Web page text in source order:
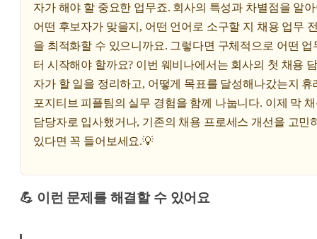
자가 해야 할 중요한 업무죠. 회사의 특성과 차별점을 알
어떤 후보자가 맞을지, 어떤 언어로 소구할 지 채용 업무
을 최적화할 수 있으니까요. 그렇다면 구체적으로 어떤 업
터 시작해야 할까요? 이번 웨비나에서는 회사의 첫 채용
자가 할 일을 정리하고, 어떻게 목표를 달성해나갔는지 휴
포지티브 피플팀의 실무 경험을 함께 나눕니다. 이제 막
담당자로 입사했거나, 기존의 채용 프로세스 개선을 고민
있다면 꼭 들어보세요.💡
💪 이런 문제를 해결할 수 있어요